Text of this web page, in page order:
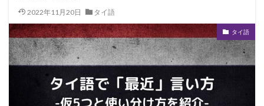
2022年11月20日 タイ語
タイ語